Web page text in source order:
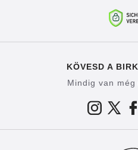
KÖVESD A
Mindig van még